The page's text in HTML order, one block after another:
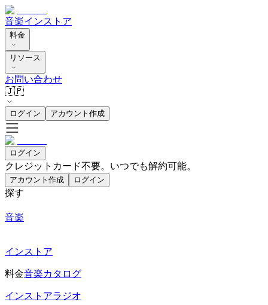
音楽インストア
料金
リソース
お問い合わせ
🇯🇵
ログイン アカウント作成
ログイン
クレジットカード不要。いつでも解約可能。
アカウント作成 ログイン
探す
音楽
インストア
料金音楽カタログ
インストアラジオ